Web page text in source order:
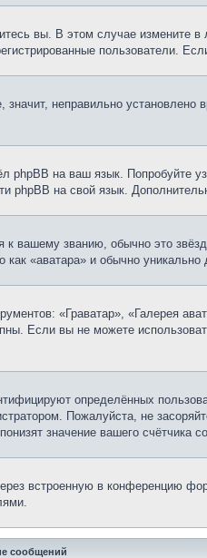
вы. В этом случае измените в
пользователи.
неправильно
на ваш язык. Попробуйте
phpBB на свой язык.
вашему званию, обычно это
«аватара» и обычно уникально
«Граватар», «Галерея
Если вы не можете
определённых
Пожалуйста, не
значение вашего счётчика
встроенную в конференцию
сообщений